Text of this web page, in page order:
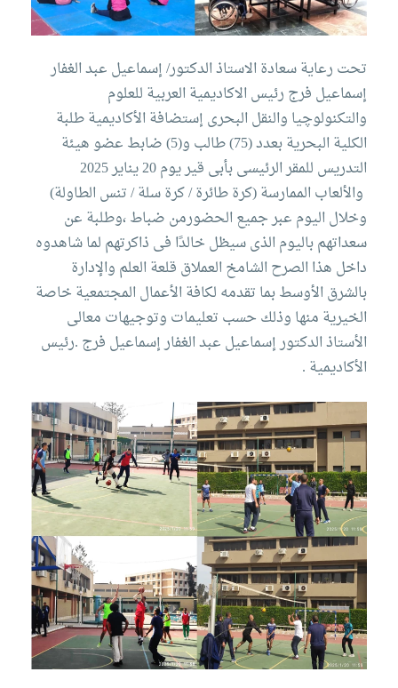
تحت رعاية سعادة الاستاذ الدكتور/ إسماعيل عبد الغفار
إسماعيل فرج رئيس الاكاديمية العربية للعلوم
والتكنولوچيا والنقل البحرى إستضافة الأكاديمية طلبة
الكلية البحرية بعدد (75) طالب و(5) ضابط عضو هيئة
التدريس للمقر الرئيسى بأبى قير يوم 20 يناير 2025
والألعاب الممارسة (كرة طائرة / كرة سلة / تنس الطاولة)
وخلال اليوم عبر جميع الحضورمن ضباط ،وطلبة عن
سعداتهم باليوم الذى سيظل خالدًا فى ذاكرتهم لما شاهدوه
داخل هذا الصرح الشامخ العملاق قلعة العلم والإدارة
بالشرق الأوسط بما تقدمه لكافة الأعمال المجتمعية خاصة
الخيرية منها وذلك حسب تعليمات وتوجيهات معالى
الأستاذ الدكتور إسماعيل عبد الغفار إسماعيل فرج .رئيس
الأكاديمية .